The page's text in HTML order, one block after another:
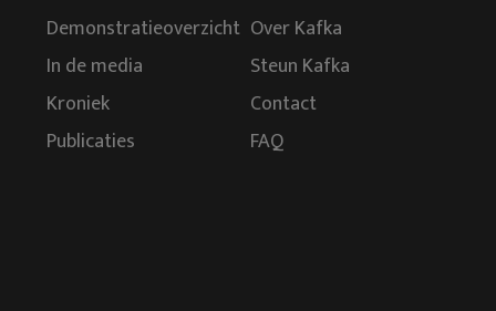
Demonstratieoverzicht
In de media
Kroniek
Publicaties
Over Kafka
Steun Kafka
Contact
FAQ